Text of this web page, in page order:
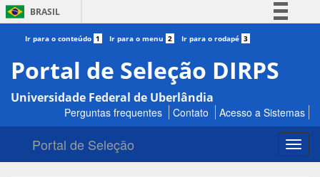
BRASIL
Simplifique!
Participe
Acesso à informação
Legislação
Ir para o conteúdo 1 Ir para o menu 2 Ir para o rodapé 3
Portal de Seleção DIRPS
Universidade Federal de Uberlândia
Perguntas frequentes Contato Acesso a Sistemas
Portal de Seleção